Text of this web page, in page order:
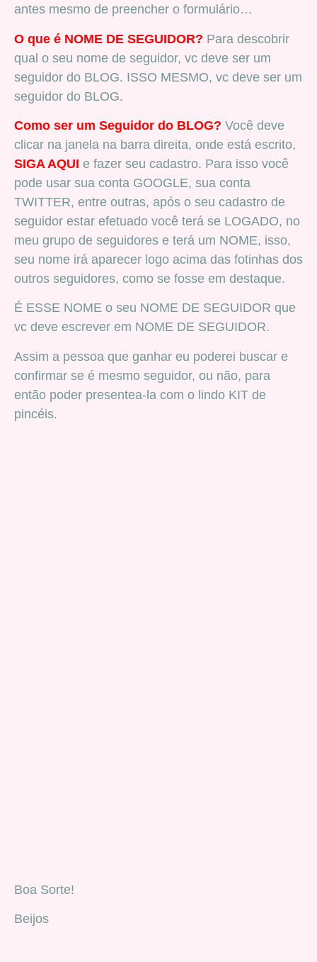
antes mesmo de preencher o formulário…
O que é NOME DE SEGUIDOR? Para descobrir
qual o seu nome de seguidor, vc deve ser um
seguidor do BLOG. ISSO MESMO, vc deve ser um
seguidor do BLOG.
Como ser um Seguidor do BLOG? Você deve
clicar na janela na barra direita, onde está escrito,
SIGA AQUI e fazer seu cadastro. Para isso você
pode usar sua conta GOOGLE, sua conta
TWITTER, entre outras, após o seu cadastro de
seguidor estar efetuado você terá se LOGADO, no
meu grupo de seguidores e terá um NOME, isso,
seu nome irá aparecer logo acima das fotinhas dos
outros seguidores, como se fosse em destaque.
É ESSE NOME o seu NOME DE SEGUIDOR que
vc deve escrever em NOME DE SEGUIDOR.
Assim a pessoa que ganhar eu poderei buscar e
confirmar se é mesmo seguidor, ou não, para
então poder presentea-la com o lindo KIT de
pincéis.
Boa Sorte!
Beijos